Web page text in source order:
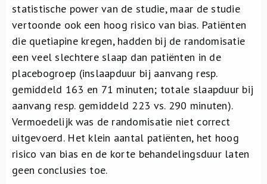
statistische power van de studie, maar de studie
vertoonde ook een hoog risico van bias. Patiënten
die quetiapine kregen, hadden bij de randomisatie
een veel slechtere slaap dan patiënten in de
placebogroep (inslaapduur bij aanvang resp.
gemiddeld 163 en 71 minuten; totale slaapduur bij
aanvang resp. gemiddeld 223 vs. 290 minuten).
Vermoedelijk was de randomisatie niet correct
uitgevoerd. Het klein aantal patiënten, het hoog
risico van bias en de korte behandelingsduur laten
geen conclusies toe.